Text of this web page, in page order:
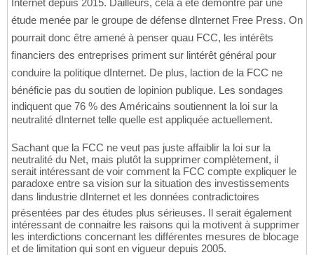
étude menée par le groupe de défense dInternet Free Press. On
pourrait donc être amené à penser quau FCC, les intérêts
financiers des entreprises priment sur lintérêt général pour
conduire la politique dInternet. De plus, laction de la FCC ne
bénéficie pas du soutien de lopinion publique. Les sondages
indiquent que 76 % des Américains soutiennent la loi sur la
neutralité dInternet telle quelle est appliquée actuellement.
Sachant que la FCC ne veut pas juste affaiblir la loi sur la
neutralité du Net, mais plutôt la supprimer complètement, il
serait intéressant de voir comment la FCC compte expliquer le
paradoxe entre sa vision sur la situation des investissements
dans lindustrie dInternet et les données contradictoires
présentées par des études plus sérieuses. Il serait également
intéressant de connaitre les raisons qui la motivent à supprimer
les interdictions concernant les différentes mesures de blocage
et de limitation qui sont en vigueur depuis 2005.